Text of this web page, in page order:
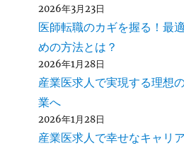
2026年3月23日
医師転職のカギを握る！最
めの方法とは？
2026年1月28日
産業医求人で実現する理想
業へ
2026年1月28日
産業医求人で幸せなキャリ